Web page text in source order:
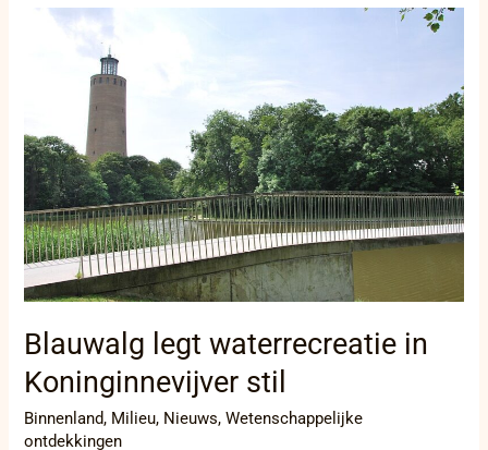
Blauwalg legt waterrecreatie in
Koninginnevijver stil
Binnenland, Milieu, Nieuws,Wetenschappelijke
ontdekkingen
Blauwalg
waterrecreatie
Koninginnevijver
stil